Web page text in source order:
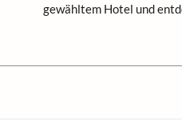
gewähltem Hotel und